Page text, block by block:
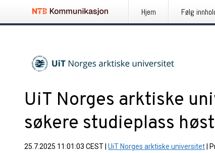
Hjem Følg
UiT Norges arktiske
søkere studieplass
25.7.2025 11:01:03 CEST UiT Norges arktiske universitet